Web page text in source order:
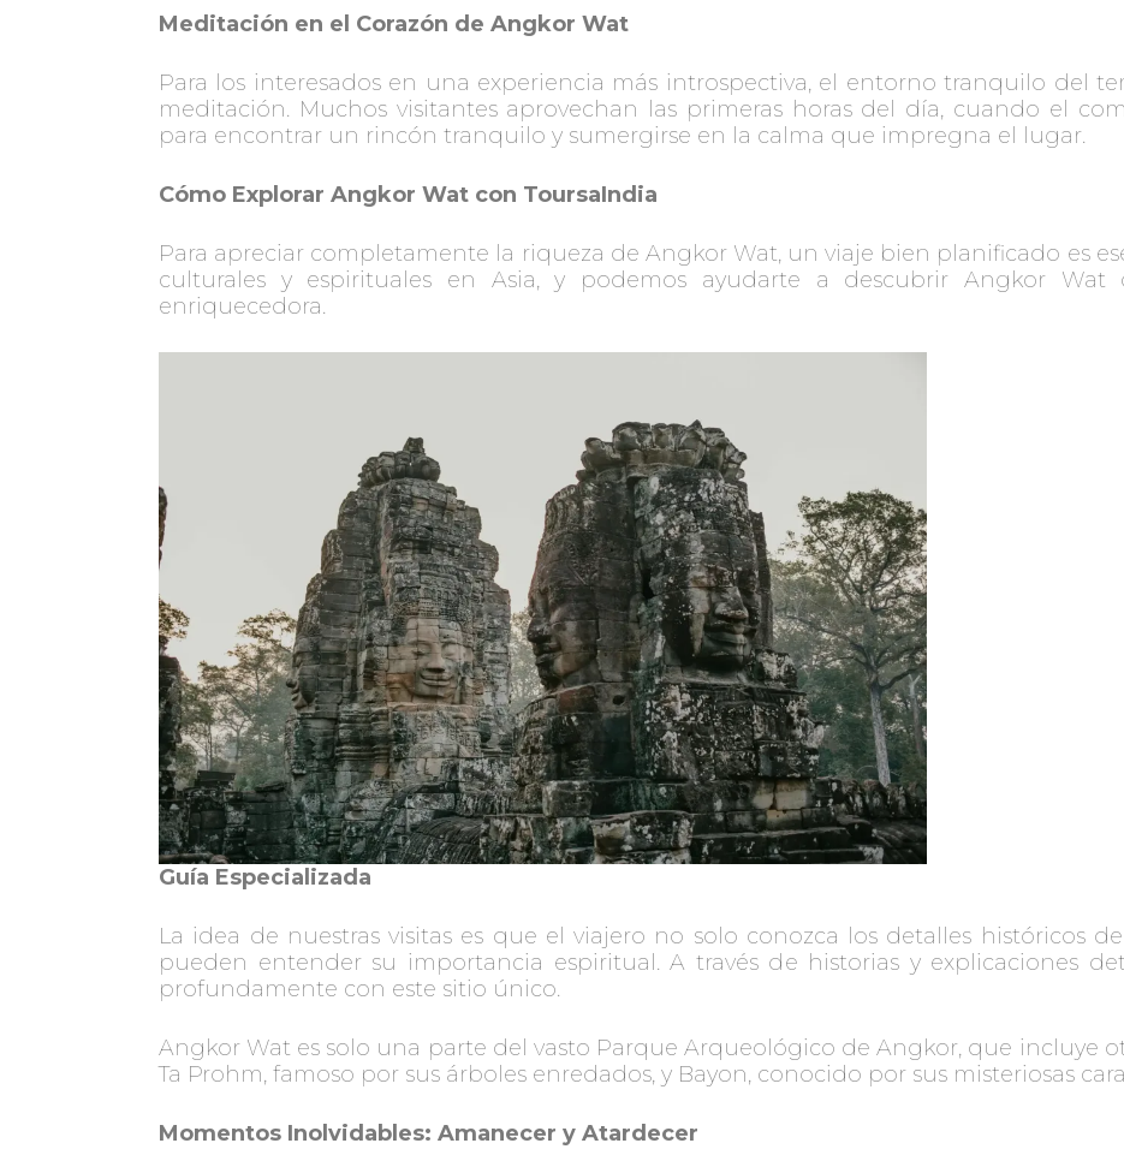
Meditación en el Corazón de Angkor Wat
Para los interesados en una experiencia más introspectiva, el entorno tranquilo del
meditación. Muchos visitantes aprovechan las primeras horas del día, cuando el
para encontrar un rincón tranquilo y sumergirse en la calma que impregna el lugar.
Cómo Explorar Angkor Wat con ToursaIndia
Para apreciar completamente la riqueza de Angkor Wat, un viaje bien planificado es
culturales y espirituales en Asia, y podemos ayudarte a descubrir Angkor
enriquecedora.
Guía Especializada
La idea de nuestras visitas es que el viajero no solo conozca los detalles históricos
pueden entender su importancia espiritual. A través de historias y explicaciones
profundamente con este sitio único.
Angkor Wat es solo una parte del vasto Parque Arqueológico de Angkor, que incluye
Ta Prohm, famoso por sus árboles enredados, y Bayon, conocido por sus misteriosas
Momentos Inolvidables: Amanecer y Atardecer